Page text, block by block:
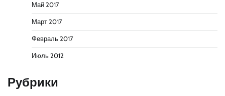
Май 2017
Март 2017
Февраль 2017
Июль 2012
Рубрики